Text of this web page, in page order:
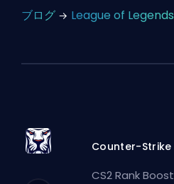
ブログ League of Legends
Counter-Strike
CS2 Rank Boost